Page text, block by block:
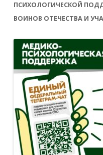
ПСИХОЛОГИЧЕСКОЙ
ВОИНОВ ОТЕЧЕСТВА И